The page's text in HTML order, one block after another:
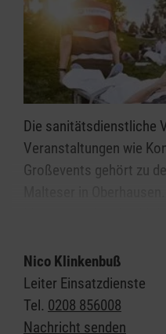
Jetzt
Die sanitätsdienstliche
Veranstaltungen wie
Großevents gehört zu
Mitarbeitenden des
Veranstaltungen ab
mit einer bestimmten
qualifizierten
Nico Klinkenbuß
Leiter Einsatzdienste
Tel. 0208 856008
Nachricht senden